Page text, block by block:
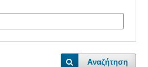
Αναζήτηση